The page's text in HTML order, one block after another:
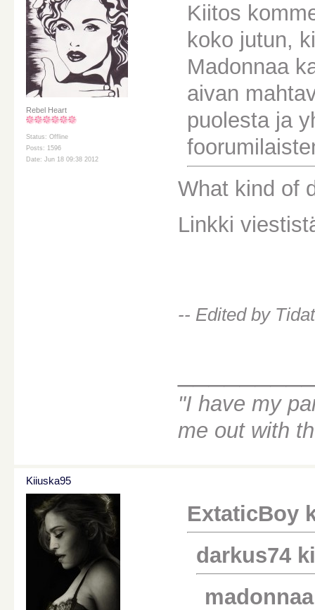
Rebel Heart
Status: Offline
Posts: 1596
Date: Jun 18 09:38 2012
Kiitos
koko jutun,
Madonnaa
aivan
puolesta ja
What kind of
Linkki
-- Edited by
"I have my
me out with
Kiiuska95
ExtaticBoy
darkus74